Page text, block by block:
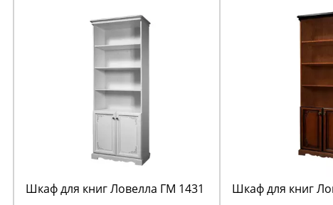
Шкаф для книг Ловелла ГМ 1431 Шкаф для книг